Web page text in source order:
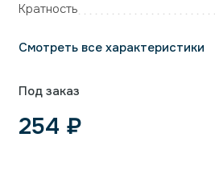
Кратность
Смотреть все характеристики
Под заказ
254 ₽